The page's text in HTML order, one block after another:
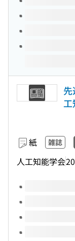
紙 雑誌
人工知能学会
このタイトルの巻号